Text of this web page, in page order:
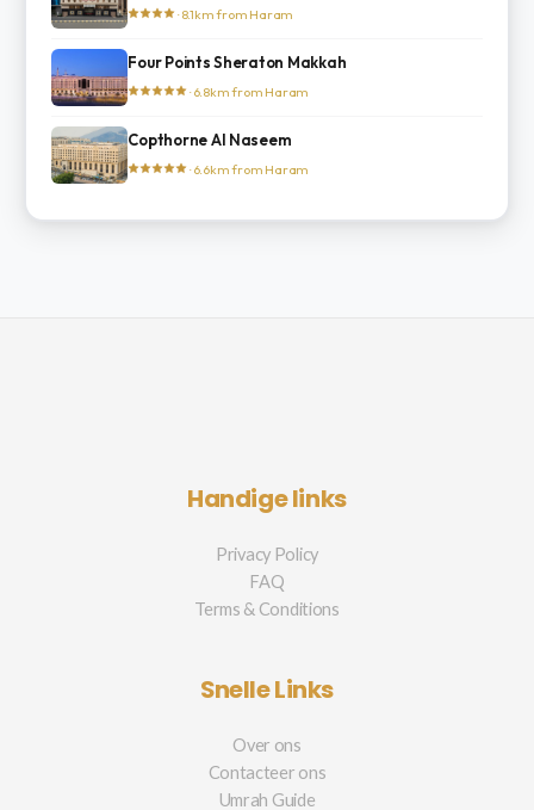
· 8.1km from Haram
Four Points Sheraton Makkah
· 6.8km from Haram
Copthorne Al Naseem
· 6.6km from Haram
Handige links
Privacy Policy
FAQ
Terms & Conditions
Snelle Links
Over ons
Contacteer ons
Umrah Guide